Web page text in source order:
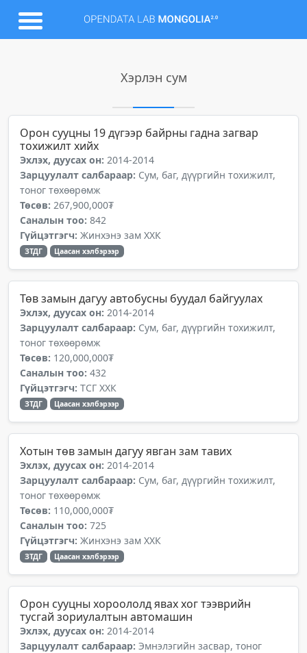
Хэрлэн сум
Орон сууцны 19 дүгээр байрны гадна загвар
тохижилт хийх
Эхлэх, дуусах он: 2014-2014
Зарцуулалт салбараар: Сум, баг, дүүргийн тохижилт,
тоног төхөөрөмж
Төсөв: 267,900,000₮
Саналын тоо: 842
Гүйцэтгэгч: Жинхэнэ зам ХХК
ЗТДГ Цаасан хэлбэрээр
Төв замын дагуу автобусны буудал байгуулах
Эхлэх, дуусах он: 2014-2014
Зарцуулалт салбараар: Сум, баг, дүүргийн тохижилт,
тоног төхөөрөмж
Төсөв: 120,000,000₮
Саналын тоо: 432
Гүйцэтгэгч: ТСГ ХХК
ЗТДГ Цаасан хэлбэрээр
Хотын төв замын дагуу явган зам тавих
Эхлэх, дуусах он: 2014-2014
Зарцуулалт салбараар: Сум, баг, дүүргийн тохижилт,
тоног төхөөрөмж
Төсөв: 110,000,000₮
Саналын тоо: 725
Гүйцэтгэгч: Жинхэнэ зам ХХК
ЗТДГ Цаасан хэлбэрээр
Орон сууцны хороололд явах хог тээврийн
тусгай зориулалтын автомашин
Эхлэх, дуусах он: 2014-2014
Зарцуулалт салбараар: Эмнэлэгийн засвар, тоног